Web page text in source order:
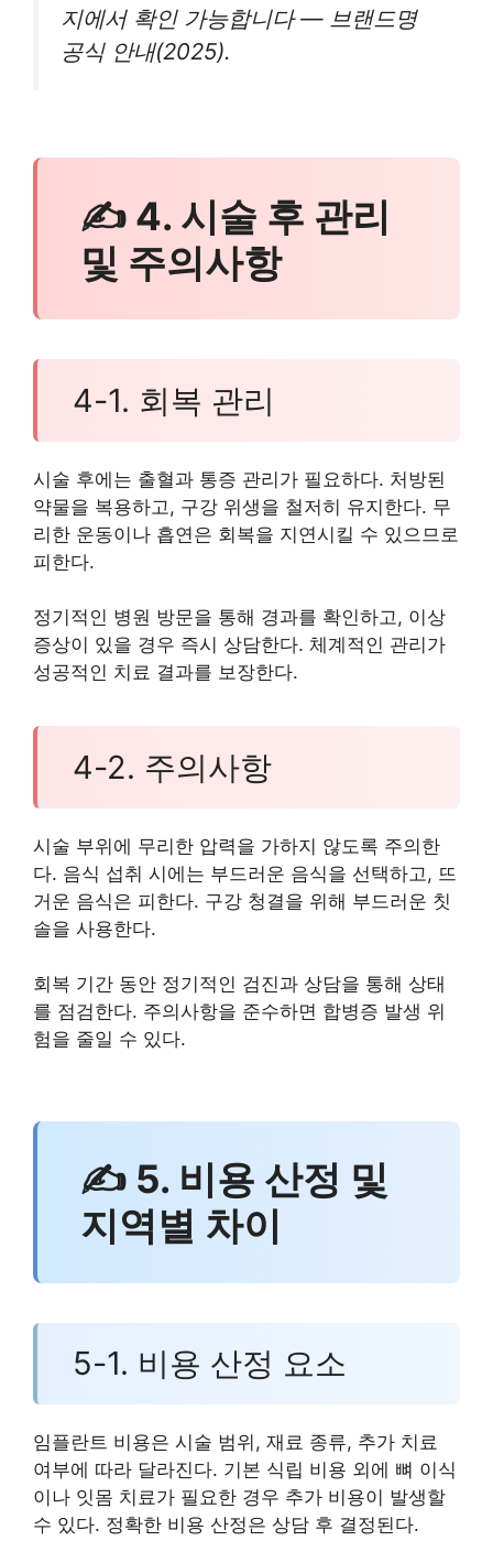
지에서 확인 가능합니다 — 브랜드명
공식 안내(2025).
✍ 4. 시술 후 관리
및 주의사항
4-1. 회복 관리
시술 후에는 출혈과 통증 관리가 필요하다. 처방된
약물을 복용하고, 구강 위생을 철저히 유지한다. 무
리한 운동이나 흡연은 회복을 지연시킬 수 있으므로
피한다.
정기적인 병원 방문을 통해 경과를 확인하고, 이상
증상이 있을 경우 즉시 상담한다. 체계적인 관리가
성공적인 치료 결과를 보장한다.
4-2. 주의사항
시술 부위에 무리한 압력을 가하지 않도록 주의한
다. 음식 섭취 시에는 부드러운 음식을 선택하고, 뜨
거운 음식은 피한다. 구강 청결을 위해 부드러운 칫
솔을 사용한다.
회복 기간 동안 정기적인 검진과 상담을 통해 상태
를 점검한다. 주의사항을 준수하면 합병증 발생 위
험을 줄일 수 있다.
✍ 5. 비용 산정 및
지역별 차이
5-1. 비용 산정 요소
임플란트 비용은 시술 범위, 재료 종류, 추가 치료
여부에 따라 달라진다. 기본 식립 비용 외에 뼈 이식
이나 잇몸 치료가 필요한 경우 추가 비용이 발생할
수 있다. 정확한 비용 산정은 상담 후 결정된다.